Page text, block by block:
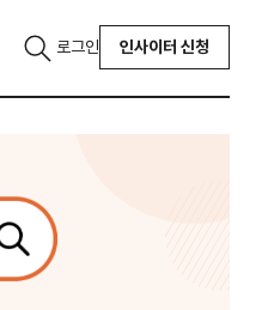
로그인 인사이터 신청